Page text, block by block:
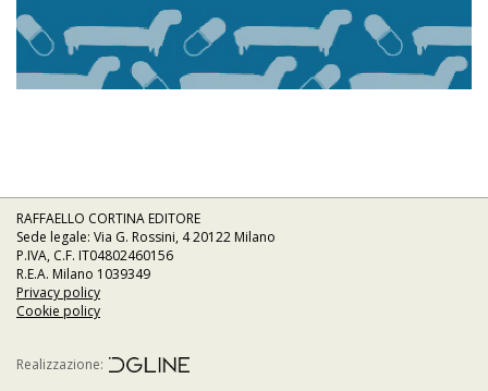
RAFFAELLO CORTINA EDITORE
Sede legale: Via G. Rossini, 4 20122 Milano
P.IVA, C.F. IT04802460156
R.E.A. Milano 1039349
Privacy policy
Cookie policy
Realizzazione: